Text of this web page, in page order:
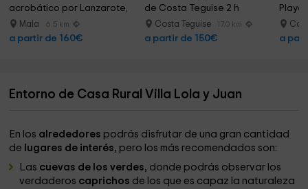
acrobático por Lanzarote,
25-30min
Mala 6.5 km
a partir de 160€
de Costa Teguise 2 h
Costa Teguise 17.0 km
a partir de 150€
Playa
a
Entorno de Casa Rural Villa Lola y Juan
En los alrededores podrás disfrutar de una gran cantidad
de lugares de interés, pero los más recomendados son:
Las cuevas de los verdes, donde podrás observar los
verdaderos caprichos de los que es capaz la naturaleza